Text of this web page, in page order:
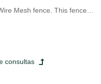
Mesh fence. This fence
welded mesh panel
panel can be connected